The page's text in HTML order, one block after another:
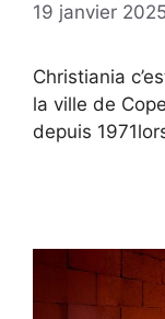
19 janvier 2025
Christiania
la ville de
depuis